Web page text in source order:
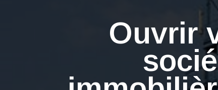
Ouvrir